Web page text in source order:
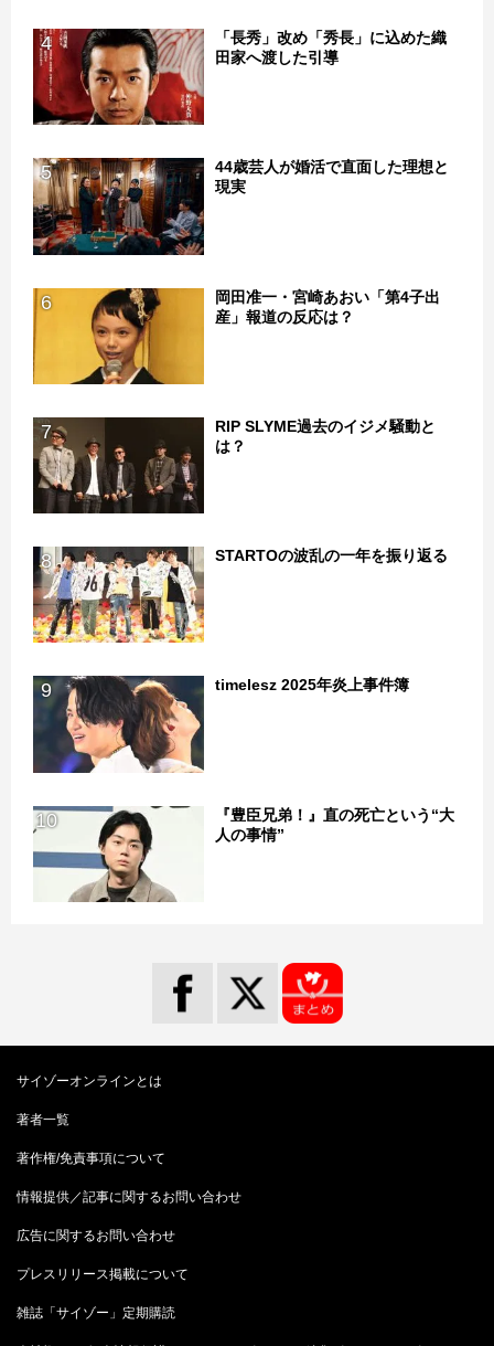
4
「長秀」改め「秀長」に込めた織
田家へ渡した引導
5
44歳芸人が婚活で直面した理想と
現実
6
岡田准一・宮崎あおい「第4子出
産」報道の反応は？
7
RIP SLYME過去のイジメ騒動と
は？
8 STARTOの波乱の一年を振り返る
9 timelesz 2025年炎上事件簿
10
『豊臣兄弟！』直の死亡という“大
人の事情”
サイゾーオンラインとは
著者一覧
著作権/免責事項について
情報提供／記事に関するお問い合わせ
広告に関するお問い合わせ
プレスリリース掲載について
雑誌「サイゾー」定期購読